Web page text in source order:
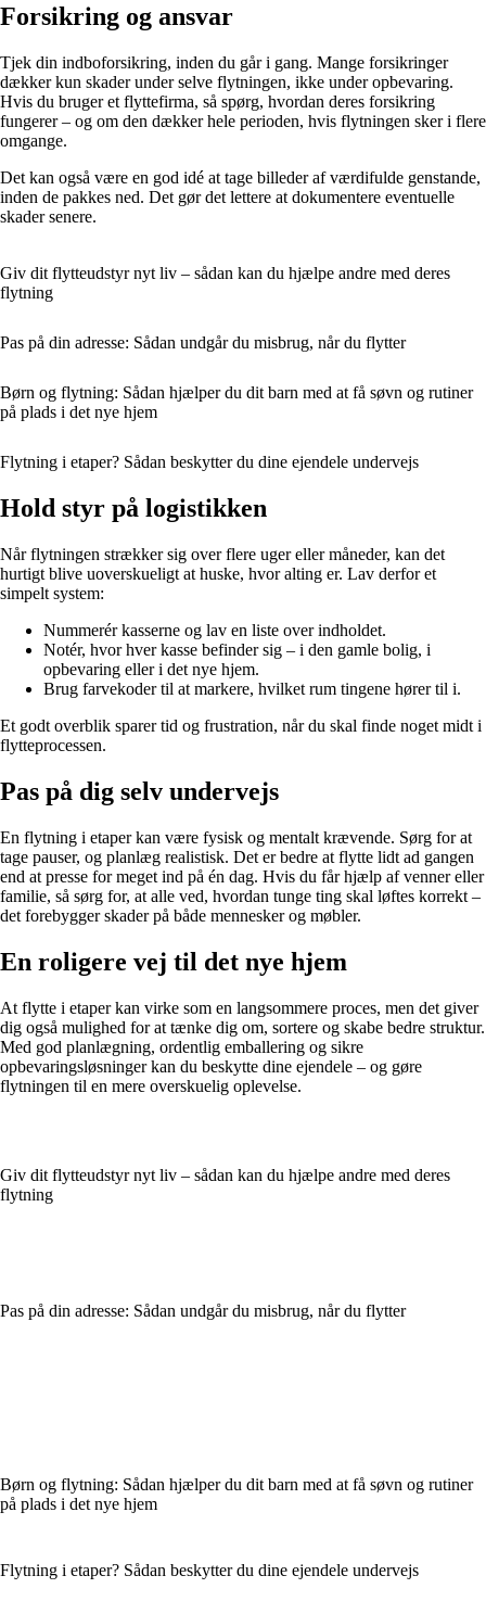
Forsikring og ansvar
Tjek din indboforsikring, inden du går i gang. Mange forsikringer
dækker kun skader under selve flytningen, ikke under opbevaring.
Hvis du bruger et flyttefirma, så spørg, hvordan deres forsikring
fungerer – og om den dækker hele perioden, hvis flytningen sker i flere
omgange.
Det kan også være en god idé at tage billeder af værdifulde genstande,
inden de pakkes ned. Det gør det lettere at dokumentere eventuelle
skader senere.
Giv dit flytteudstyr nyt liv – sådan kan du hjælpe andre med deres
flytning
Pas på din adresse: Sådan undgår du misbrug, når du flytter
Børn og flytning: Sådan hjælper du dit barn med at få søvn og rutiner
på plads i det nye hjem
Flytning i etaper? Sådan beskytter du dine ejendele undervejs
Hold styr på logistikken
Når flytningen strækker sig over flere uger eller måneder, kan det
hurtigt blive uoverskueligt at huske, hvor alting er. Lav derfor et
simpelt system:
Nummerér kasserne og lav en liste over indholdet.
Notér, hvor hver kasse befinder sig – i den gamle bolig, i
opbevaring eller i det nye hjem.
Brug farvekoder til at markere, hvilket rum tingene hører til i.
Et godt overblik sparer tid og frustration, når du skal finde noget midt i
flytteprocessen.
Pas på dig selv undervejs
En flytning i etaper kan være fysisk og mentalt krævende. Sørg for at
tage pauser, og planlæg realistisk. Det er bedre at flytte lidt ad gangen
end at presse for meget ind på én dag. Hvis du får hjælp af venner eller
familie, så sørg for, at alle ved, hvordan tunge ting skal løftes korrekt –
det forebygger skader på både mennesker og møbler.
En roligere vej til det nye hjem
At flytte i etaper kan virke som en langsommere proces, men det giver
dig også mulighed for at tænke dig om, sortere og skabe bedre struktur.
Med god planlægning, ordentlig emballering og sikre
opbevaringsløsninger kan du beskytte dine ejendele – og gøre
flytningen til en mere overskuelig oplevelse.
Giv dit flytteudstyr nyt liv – sådan kan du hjælpe andre med deres
flytning
Pas på din adresse: Sådan undgår du misbrug, når du flytter
Børn og flytning: Sådan hjælper du dit barn med at få søvn og rutiner
på plads i det nye hjem
Flytning i etaper? Sådan beskytter du dine ejendele undervejs